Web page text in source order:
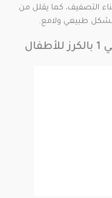
التصفيف، كما يقلل من
طبيعي ولامع.